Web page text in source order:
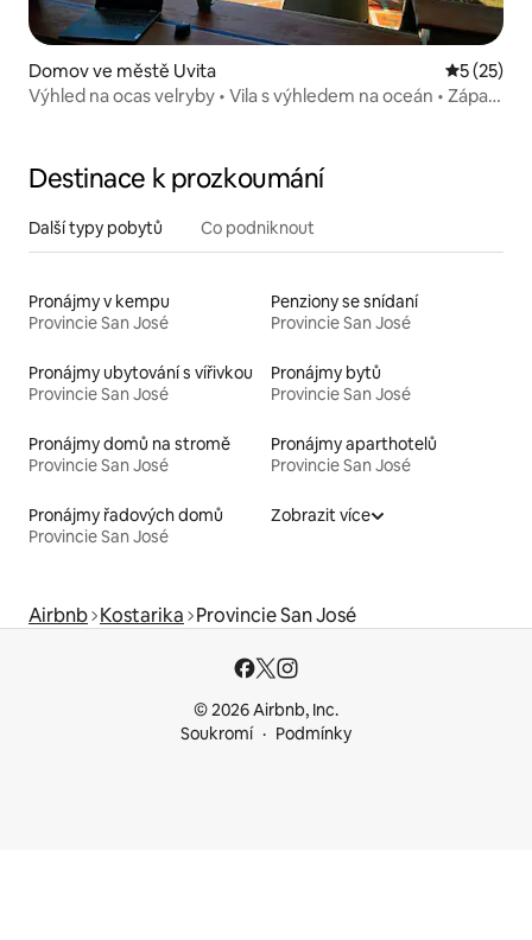
Domov ve městě Uvita Průměrné
5 (25)
Výhled na ocas velryby • Vila s výhledem na oceán • Západ
Destinace k prozkoumání
Další typy pobytů Co podniknout
Pronájmy v kempu
Provincie San José
Penziony se snídaní
Provincie San José
Pronájmy ubytování s vířivkou
Provincie San José
Pronájmy bytů
Provincie San José
Pronájmy domů na stromě
Provincie San José
Pronájmy aparthotelů
Provincie San José
Pronájmy řadových domů
Provincie San José
Zobrazit více
Airbnb Kostarika Provincie San José
© 2026 Airbnb, Inc.
Soukromí
Podmínky